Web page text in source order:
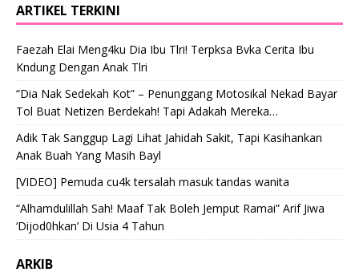
ARTIKEL TERKINI
Faezah Elai Meng4ku Dia Ibu Tlri! Terpksa Bvka Cerita Ibu
Kndung Dengan Anak Tlri
“Dia Nak Sedekah Kot” – Penunggang Motosikal Nekad Bayar
Tol Buat Netizen Berdekah! Tapi Adakah Mereka…
Adik Tak Sanggup Lagi Lihat Jahidah Sakit, Tapi Kasihankan
Anak Buah Yang Masih Bayl
[VIDEO] Pemuda cu4k tersalah masuk tandas wanita
“Alhamdulillah Sah! Maaf Tak Boleh Jemput Ramai” Arif Jiwa
‘Dijod0hkan’ Di Usia 4 Tahun
ARKIB